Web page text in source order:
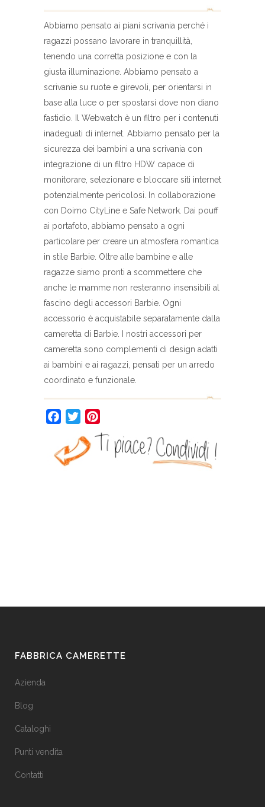
Abbiamo pensato ai piani scrivania perché i
ragazzi possano lavorare in tranquillità,
tenendo una corretta posizione e con la
giusta illuminazione. Abbiamo pensato a
scrivanie su ruote e girevoli, per orientarsi in
base alla luce o per spostarsi dove non diano
fastidio. Il Webwatch è un filtro per i contenuti
inadeguati di internet. Abbiamo pensato per la
sicurezza dei bambini a una scrivania con
integrazione di un filtro HDW capace di
monitorare, selezionare e bloccare siti internet
potenzialmente pericolosi. In collaborazione
con Doimo CityLine e Safe Network. Dai pouff
ai portafoto, abbiamo pensato a ogni
particolare per creare un atmosfera romantica
in stile Barbie. Oltre alle bambine e alle
ragazze siamo pronti a scommettere che
anche le mamme non resteranno insensibili al
fascino degli accessori Barbie. Ogni
accessorio è acquistabile separatamente dalla
cameretta di Barbie. I nostri accessori per
cameretta sono complementi di design adatti
ai bambini e ai ragazzi, pensati per un arredo
coordinato e funzionale.
Facebook
Twitter
FABBRICA CAMERETTE
Azienda
Blog
Cataloghi
Punti vendita
Contatti